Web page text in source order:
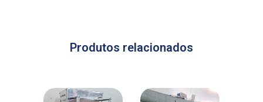
Produtos relacionados